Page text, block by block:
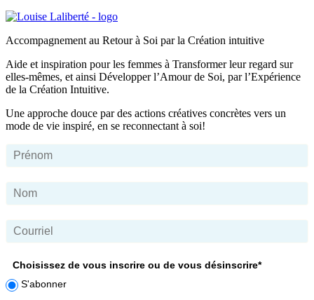
Accompagnement au Retour à Soi par la Création intuitive
Aide et inspiration pour les femmes à Transformer leur regard sur
elles-mêmes, et ainsi Développer l’Amour de Soi, par l’Expérience
de la Création Intuitive.
Une approche douce par des actions créatives concrètes vers un
mode de vie inspiré, en se reconnectant à soi!
Choisissez de vous inscrire ou de vous désinscrire*
S'abonner